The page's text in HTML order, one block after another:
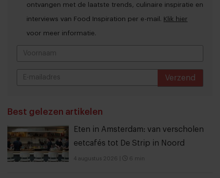
ontvangen met de laatste trends, culinaire inspiratie en
interviews van Food Inspiration per e-mail. Klik hier
voor meer informatie.
Verzend
Best gelezen artikelen
Eten in Amsterdam: van verscholen
eetcafés tot De Strip in Noord
4 augustus 2026 6 min